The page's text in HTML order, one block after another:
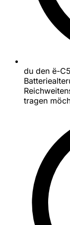
du den ë-
tragen